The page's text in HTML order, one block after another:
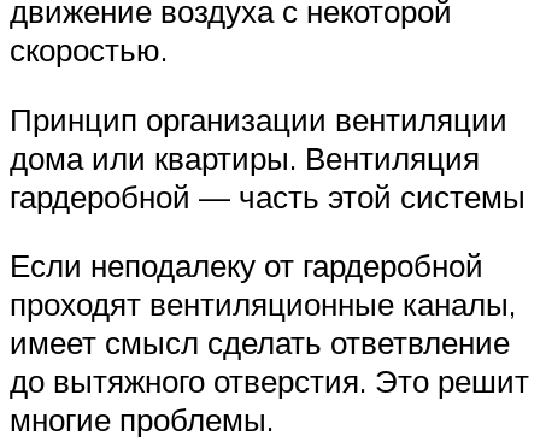
движение воздуха с некоторой
скоростью.
Принцип организации вентиляции
дома или квартиры. Вентиляция
гардеробной — часть этой системы
Если неподалеку от гардеробной
проходят вентиляционные каналы,
имеет смысл сделать ответвление
до вытяжного отверстия. Это решит
многие проблемы.